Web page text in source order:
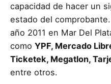
capacidad de hacer un
estado del
año 2011 en Mar Del
como YPF, Mercado
Ticketek, Megatlon,
entre otros.